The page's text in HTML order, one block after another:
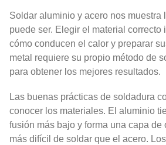
Soldar aluminio y acero nos muestra
puede ser. Elegir el material correcto
cómo conducen el calor y preparar
metal requiere su propio método de
para obtener los mejores resultados.
Las buenas prácticas de soldadura
conocer los materiales. El aluminio
fusión más bajo y forma una capa de
más difícil de soldar que el acero.